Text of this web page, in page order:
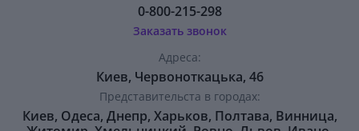
0-800-215-298
Заказать звонок
Адреса:
Киев, Червоноткацька, 46
Представительста в городах:
Киев, Одеса, Днепр, Харьков, Полтава, Винница,